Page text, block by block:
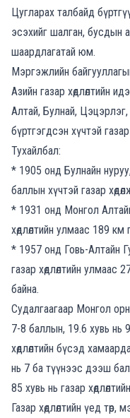
Цугларах талбайд
эсэхийг шалган, бусдын
шаардлагатай юм.
Мэргэжлийн
Азийн газар хөдлөлтийн
Алтай, Булнай,
бүртгэгдсэн хүчтэй
Тухайлбал:
* 1905 онд Булнайн
баллын хүчтэй газар
* 1931 онд Монгол
хөдлөлтийн улмаас 189
* 1957 онд Говь-Алтайн
газар хөдлөлтийн улмаас
байна.
Судалгаагаар Монгол
7-8 баллын, 19.6 хувь нь
хөдлөлтийн бүсэд
нь 7 ба түүнээс дээш
85 хувь нь газар
Газар хөдлөлтийн үед